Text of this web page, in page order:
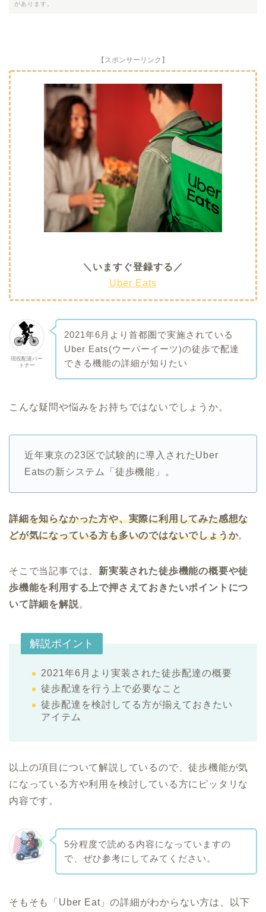
があります。
【スポンサーリンク】
＼いますぐ登録する／
Uber Eats
現役配達パー
トナー
2021年6月より首都圏で実施されている
Uber Eats(ウーバーイーツ)の徒歩で配達
できる機能の詳細が知りたい
こんな疑問や悩みをお持ちではないでしょうか。
近年東京の23区で試験的に導入されたUber
Eatsの新システム「徒歩機能」。
詳細を知らなかった方や、実際に利用してみた感想な
どが気になっている方も多いのではないでしょうか。
そこで当記事では、 新実装された徒歩機能の概要や徒
歩機能を利用する上で押さえておきたいポイントにつ
いて詳細を解説。
解説ポイント
2021年6月より実装された徒歩配達の概要
徒歩配達を行う上で必要なこと
徒歩配達を検討してる方が揃えておきたい
アイテム
以上の項目について解説しているので、徒歩機能が気
になっている方や利用を検討している方にピッタリな
内容です。
5分程度で読める内容になっていますの
で、ぜひ参考にしてみてください。
そもそも「Uber Eat」の詳細がわからない方は、以下